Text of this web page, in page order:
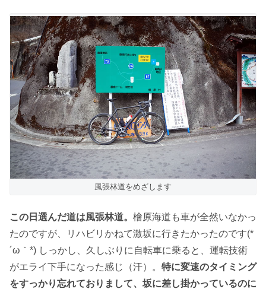
風張林道をめざします
この日選んだ道は風張林道。 檜原海道も車が全然いなかっ
たのですが、リハビリかねて激坂に行きたかったのです(*
´ω｀*) しっかし、久しぶりに自転車に乗ると、運転技術
がエライ下手になった感じ（汗）。 特に変速のタイミング
をすっかり忘れておりまして、坂に差し掛かっているのに